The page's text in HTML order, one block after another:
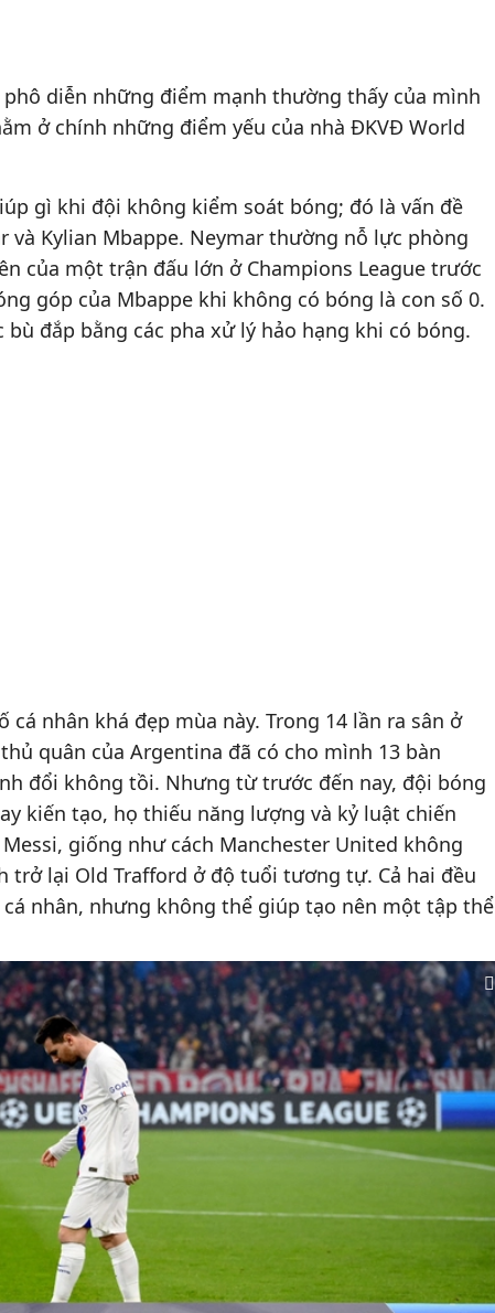
diễn những điểm mạnh thường thấy của mình
ở chính những điểm yếu của nhà ĐKVĐ World
gì khi đội không kiểm soát bóng; đó là vấn đề
và Kylian Mbappe. Neymar thường nỗ lực phòng
của một trận đấu lớn ở Champions League trước
góp của Mbappe khi không có bóng là con số 0.
đắp bằng các pha xử lý hảo hạng khi có bóng.
nhân khá đẹp mùa này. Trong 14 lần ra sân ở
quân của Argentina đã có cho mình 13 bàn
đổi không tồi. Nhưng từ trước đến nay, đội bóng
kiến tạo, họ thiếu năng lượng và kỷ luật chiến
giống như cách Manchester United không
trở lại Old Trafford ở độ tuổi tương tự. Cả hai đều
nhân, nhưng không thể giúp tạo nên một tập thể